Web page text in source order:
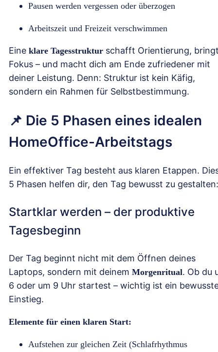
Pausen werden vergessen oder überzogen
Arbeitszeit und Freizeit verschwimmen
Eine klare Tagesstruktur schafft Orientierung,
Fokus – und macht dich am Ende zufriedener mit
deiner Leistung. Denn: Struktur ist kein Käfig,
sondern ein Rahmen für Selbstbestimmung.
📌 Die 5 Phasen eines idealen
HomeOffice-Arbeitstags
Ein effektiver Tag besteht aus klaren Etappen.
5 Phasen helfen dir, den Tag bewusst zu gestalten:
Startklar werden – der produktive
Tagesbeginn
Der Tag beginnt nicht mit dem Öffnen deines
Laptops, sondern mit deinem Morgenritual. Ob du
6 oder um 9 Uhr startest – wichtig ist ein
Einstieg.
Elemente für einen klaren Start:
Aufstehen zur gleichen Zeit (Schlafrhythmus